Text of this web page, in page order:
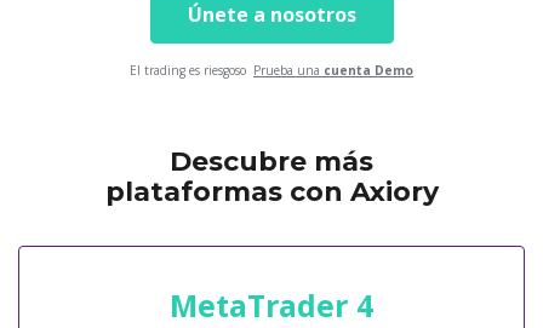
Únete a nosotros
El trading es riesgoso Prueba una cuenta Demo
Descubre más
plataformas con Axiory
MetaTrader 4